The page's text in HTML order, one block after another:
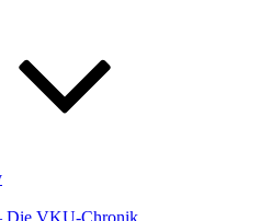
Die VKU-Chronik